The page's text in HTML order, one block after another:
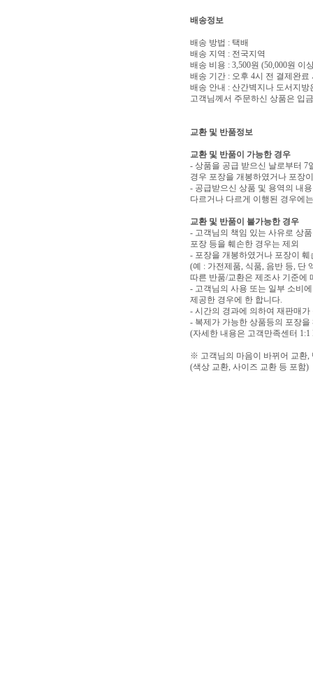
배송정보
배송 방법 : 택배
배송 지역 : 전국지역
배송 비용 : 3,500원 (50,000원 이
배송 기간 : 오후 4시 전 결제완료
배송 안내 : 산간벽지나 도서지
고객님께서 주문하신 상품은 입
교환 및 반품정보
교환 및 반품이 가능한 경우
- 상품을 공급 받으신 날로부터 7
경우 포장을 개봉하였거나 포장
- 공급받으신 상품 및 용역의 내
다르거나 다르게 이행된 경우에
교환 및 반품이 불가능한 경우
- 고객님의 책임 있는 사유로 상
포장 등을 훼손한 경우는 제외
- 포장을 개봉하였거나 포장이
(예 : 가전제품, 식품, 음반 등, 단
따른 반품/교환은 제조사 기준에
- 고객님의 사용 또는 일부 소비
제공한 경우에 한 합니다.
- 시간의 경과에 의하여 재판매
- 복제가 가능한 상품등의 포장을
(자세한 내용은 고객만족센터
※ 고객님의 마음이 바뀌어 교환,
(색상 교환, 사이즈 교환 등 포함)